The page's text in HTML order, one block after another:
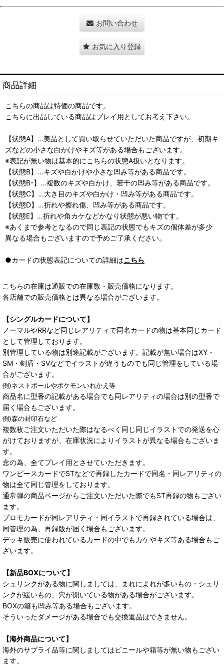
お問い合わせ
お気に入り登録
商品詳細
こちらの商品は特価の商品です。
こちらに出品している商品はプレイ用としてお考え下さい。
【状態A】…美品として買い取らせていただいた商品ですが、初期キ
ズなどの小さな白かけやキズ等がある場合もございます。
※表記が無い物は基本的にこちらの状態A扱いとなります。
【状態B】…キズや白かけや小さな凹み等がある商品です。
【状態B-】…複数のキズや白かけ、若干の凹み等がある商品です。
【状態C】…大き目のキズや白かけ・凹み等がある商品です。
【状態D】…折れや擦れ傷、凹み等がある商品です。
【状態E】…折れや角カケなどかなり状態が悪い物です。
※あくまで参考となるので同じ表記の状態でもキズの個体差が多少
異なる場合もございますので予めご了承ください。
●カードの状態表記についての詳細はこちら
こちらの在庫は通販での在庫数・販売価格になります。
各店舗での販売価格とは異なる場合がございます。
【シングルカードについて】
ノーマルやRRなど同じレアリティで同名カードの物は基本同じカード
として管理しております。
別管理している物は別途記載がございます。記載が無い場合はXY・
SM・剣盾・SVなどでイラストが違うものでも同じ管理をしている場
合がございます。
例)ネストボールやポケモンいれかえ等
商品名に型番の記載がある場合でも同レアリティの場合は別の型番で
届く場合もございます。
例)森の封印石など
複数枚ご注文いただいた際はなるべく同じ同じイラストでの発送を心
がけておりますが、在庫状況によりイラストが異なる場合もございま
す。
念の為、全てプレイ用とさせていただきます。
ワンピースカードでSTなどで再録したカードで同名・同レアリティの
物は全て同じ管理をしております。
通常弾の商品ページからご注文いただいた際でもST再録の物もござい
ます。
プロモカードが同レアリティ・同イラストで再録されている場合は、
同管理の為、再録版が届く場合もございます。
デッキ販売に使われているカードの中でもカケやキズ等ある場合もご
ざいます。
【新品BOXについて】
シュリンクがある物に関しましては、まれによれが多いもの・シュリ
ンクが緩いもの、穴が開いている物がある場合がございます。
BOXの箱も凹み等ある場合もございます。
そういったダメージがある場合でも交換返品はできません。
【海外商品について】
海外のサプライ品等に関しましてはビニールや箱等が無い物もござい
ます。